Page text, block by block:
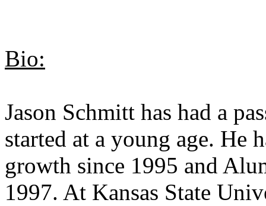
Bio:
Jason Schmitt has had a
started at a young age. He
growth since 1995 and
1997. At Kansas State